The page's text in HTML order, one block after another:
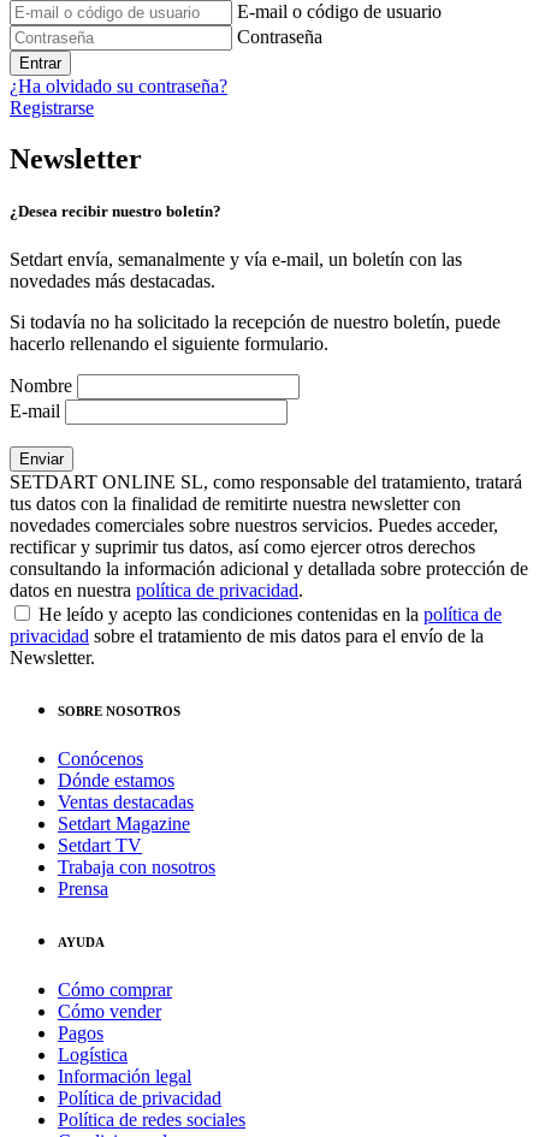
E-mail o código de usuario
Contraseña
Entrar
¿Ha olvidado su contraseña?
Registrarse
Newsletter
¿Desea recibir nuestro boletín?
Setdart envía, semanalmente y vía e-mail, un boletín con las
novedades más destacadas.
Si todavía no ha solicitado la recepción de nuestro boletín, puede
hacerlo rellenando el siguiente formulario.
Nombre
E-mail
SETDART ONLINE SL, como responsable del tratamiento, tratará
tus datos con la finalidad de remitirte nuestra newsletter con
novedades comerciales sobre nuestros servicios. Puedes acceder,
rectificar y suprimir tus datos, así como ejercer otros derechos
consultando la información adicional y detallada sobre protección de
datos en nuestra política de privacidad.
He leído y acepto las condiciones contenidas en la política de
privacidad sobre el tratamiento de mis datos para el envío de la
Newsletter.
SOBRE NOSOTROS
Conócenos
Dónde estamos
Ventas destacadas
Setdart Magazine
Setdart TV
Trabaja con nosotros
Prensa
AYUDA
Cómo comprar
Cómo vender
Pagos
Logística
Información legal
Política de privacidad
Política de redes sociales